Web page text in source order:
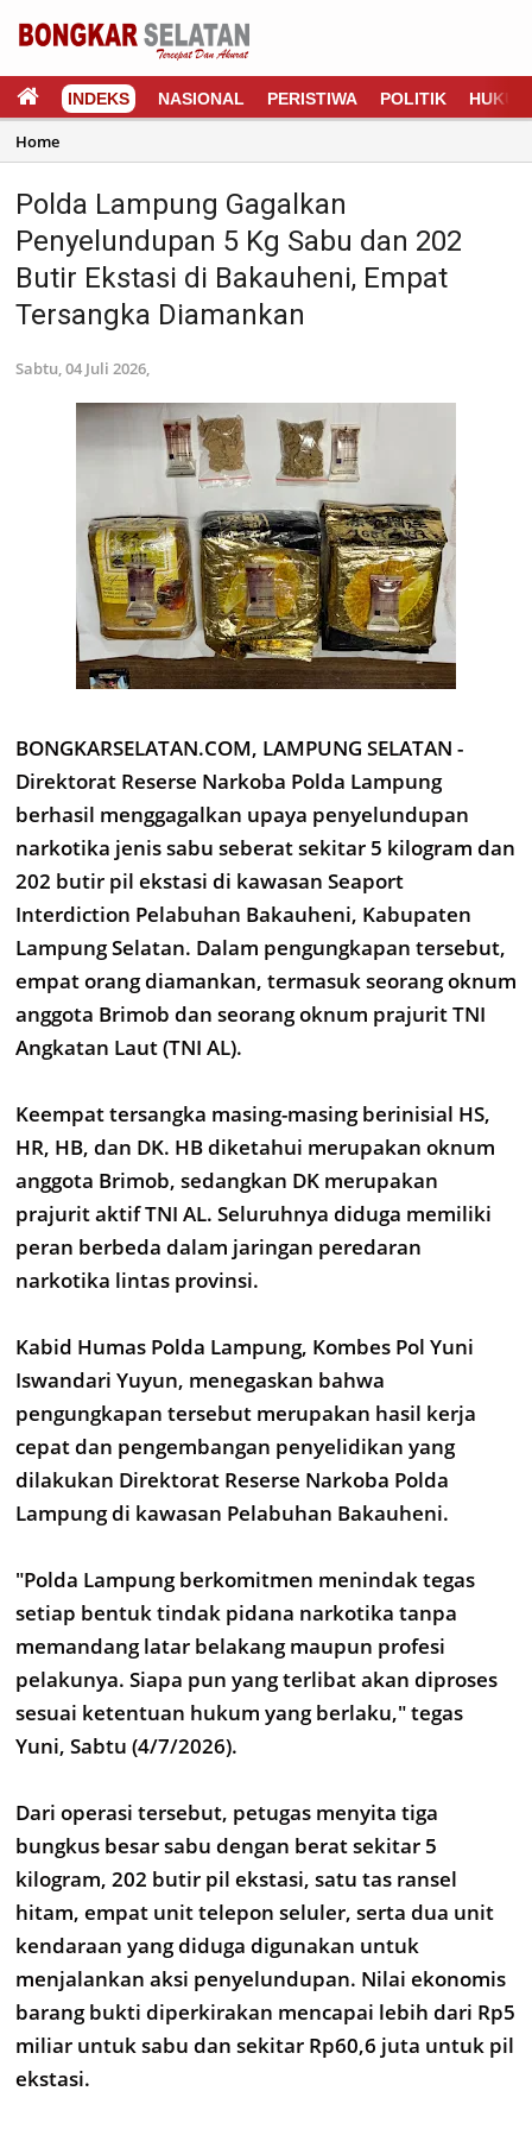
INDEKS NASIONAL PERISTIWA POLITIK HUKUM
Home
Polda Lampung Gagalkan
Penyelundupan 5 Kg Sabu dan 202
Butir Ekstasi di Bakauheni, Empat
Tersangka Diamankan
Sabtu, 04 Juli 2026,
BONGKARSELATAN.COM, LAMPUNG SELATAN -
Direktorat Reserse Narkoba Polda Lampung
berhasil menggagalkan upaya penyelundupan
narkotika jenis sabu seberat sekitar 5 kilogram dan
202 butir pil ekstasi di kawasan Seaport
Interdiction Pelabuhan Bakauheni, Kabupaten
Lampung Selatan. Dalam pengungkapan tersebut,
empat orang diamankan, termasuk seorang oknum
anggota Brimob dan seorang oknum prajurit TNI
Angkatan Laut (TNI AL).
Keempat tersangka masing-masing berinisial HS,
HR, HB, dan DK. HB diketahui merupakan oknum
anggota Brimob, sedangkan DK merupakan
prajurit aktif TNI AL. Seluruhnya diduga memiliki
peran berbeda dalam jaringan peredaran
narkotika lintas provinsi.
Kabid Humas Polda Lampung, Kombes Pol Yuni
Iswandari Yuyun, menegaskan bahwa
pengungkapan tersebut merupakan hasil kerja
cepat dan pengembangan penyelidikan yang
dilakukan Direktorat Reserse Narkoba Polda
Lampung di kawasan Pelabuhan Bakauheni.
"Polda Lampung berkomitmen menindak tegas
setiap bentuk tindak pidana narkotika tanpa
memandang latar belakang maupun profesi
pelakunya. Siapa pun yang terlibat akan diproses
sesuai ketentuan hukum yang berlaku," tegas
Yuni, Sabtu (4/7/2026).
Dari operasi tersebut, petugas menyita tiga
bungkus besar sabu dengan berat sekitar 5
kilogram, 202 butir pil ekstasi, satu tas ransel
hitam, empat unit telepon seluler, serta dua unit
kendaraan yang diduga digunakan untuk
menjalankan aksi penyelundupan. Nilai ekonomis
barang bukti diperkirakan mencapai lebih dari Rp5
miliar untuk sabu dan sekitar Rp60,6 juta untuk pil
ekstasi.